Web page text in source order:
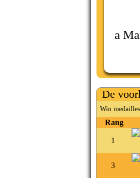
a
De
Win
Rang
1
3